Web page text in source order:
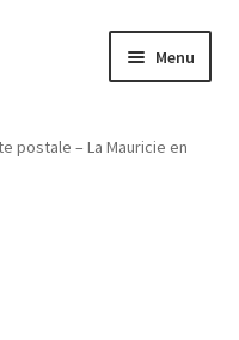
Menu
postale – La Mauricie en